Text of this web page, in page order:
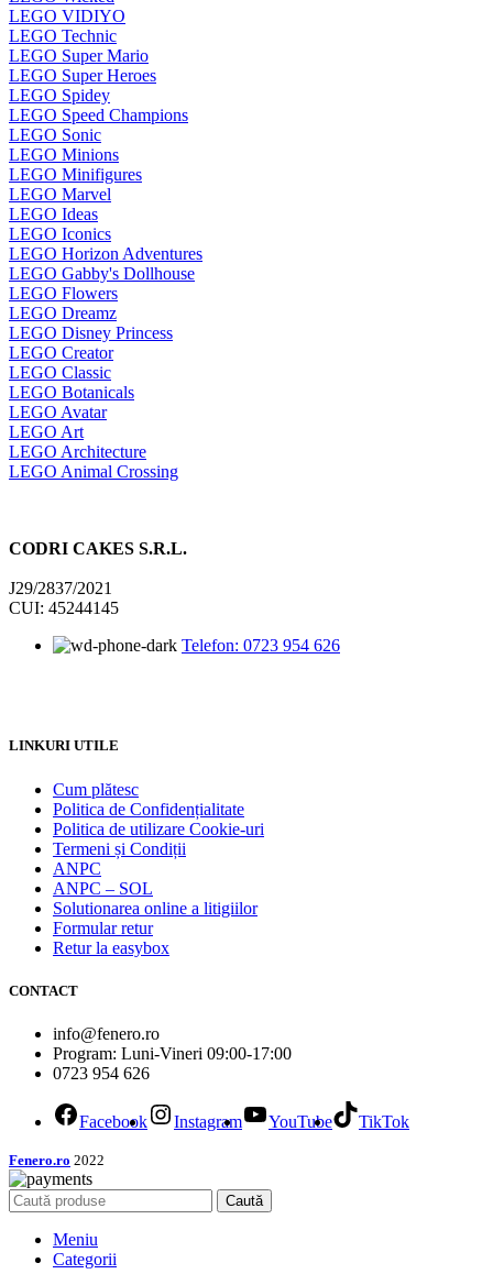
LEGO VIDIYO
LEGO Technic
LEGO Super Mario
LEGO Super Heroes
LEGO Spidey
LEGO Speed Champions
LEGO Sonic
LEGO Minions
LEGO Minifigures
LEGO Marvel
LEGO Ideas
LEGO Iconics
LEGO Horizon Adventures
LEGO Gabby's Dollhouse
LEGO Flowers
LEGO Dreamz
LEGO Disney Princess
LEGO Creator
LEGO Classic
LEGO Botanicals
LEGO Avatar
LEGO Art
LEGO Architecture
LEGO Animal Crossing
CODRI CAKES S.R.L.
J29/2837/2021
CUI: 45244145
Telefon: 0723 954 626
LINKURI UTILE
Cum plătesc
Politica de Confidențialitate
Politica de utilizare Cookie-uri
Termeni și Condiții
ANPC
ANPC – SOL
Solutionarea online a litigiilor
Formular retur
Retur la easybox
CONTACT
info@fenero.ro
Program: Luni-Vineri 09:00-17:00
0723 954 626
Facebook Instagram YouTube TikTok
Fenero.ro 2022
Caută
Meniu
Categorii